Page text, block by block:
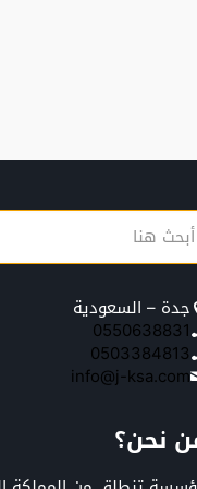
جدة – السعودية
0550638831
0503384813
info@j-ksa.com
نحن؟